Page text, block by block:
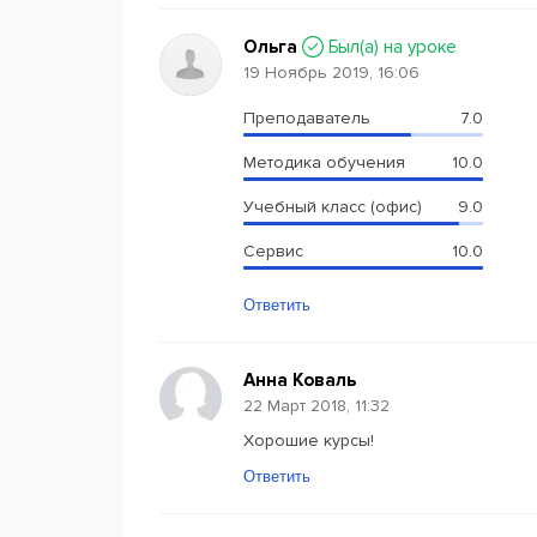
Ольга Был(a) на уроке
19 Ноябрь 2019, 16:06
Преподаватель 7.0
Методика обучения 10.0
Учебный класс (офис) 9.0
Сервис 10.0
Ответить
Анна Коваль
22 Март 2018, 11:32
Хорошие курсы!
Ответить